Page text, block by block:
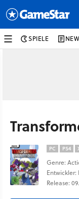
SPIELE
PC PS4
Genre:
Release: